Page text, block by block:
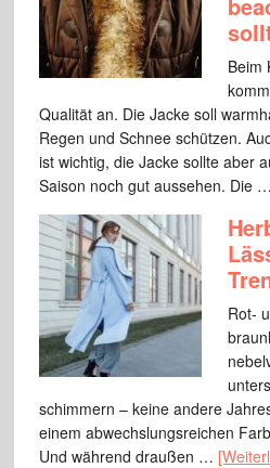
Beim
Qualität an. Die Jacke soll
Regen und Schnee schützen.
ist wichtig, die Jacke sollte aber
Saison noch gut aussehen. Die …
Rot-
schimmern – keine andere
einem abwechslungsreichen
Und während draußen …